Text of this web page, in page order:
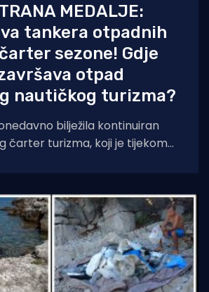
MEDALJE:
tankera otpadnih
sezone! Gdje
otpad
nautičkog turizma?
bilježila kontinuiran
čarter turizma, koji je tijekom